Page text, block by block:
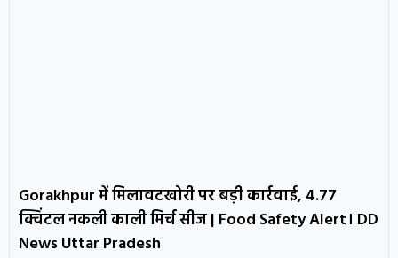
Gorakhpur में मिलावटखोरी पर बड़ी कार्रवाई, 4.77
क्विंटल नकली काली मिर्च सीज | Food Safety Alert। DD
News Uttar Pradesh